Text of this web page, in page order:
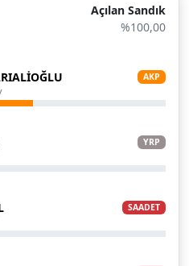
Açılan Sandık
%100,00
AKP
YRP
SAADET